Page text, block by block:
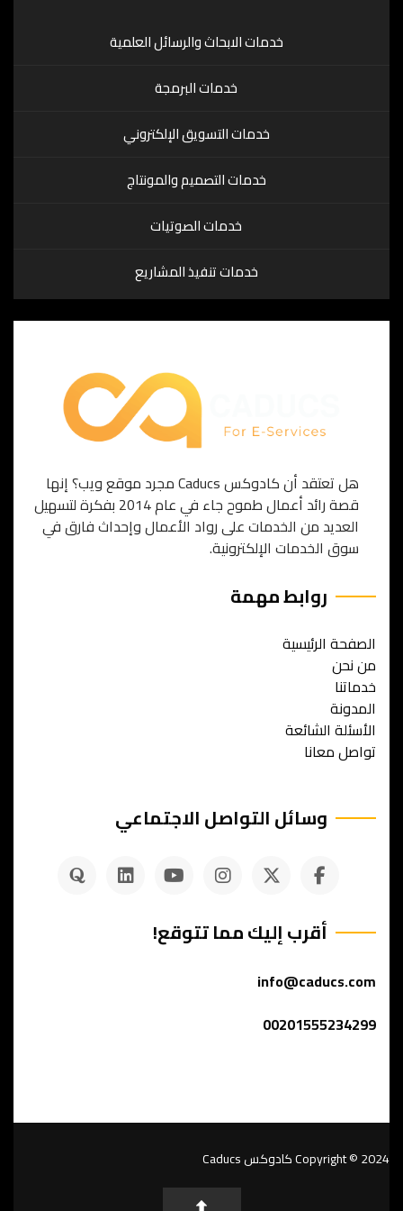
خدمات الابحاث والرسائل العلمية
خدمات البرمجة
خدمات التسويق الإلكتروني
خدمات التصميم والمونتاج
خدمات الصوتيات
خدمات تنفيذ المشاريع
هل تعتقد أن كادوكس Caducs مجرد موقع ويب؟ إنها
قصة رائد أعمال طموح جاء في عام 2014 بفكرة لتسهيل
العديد من الخدمات على رواد الأعمال وإحداث فارق في
سوق الخدمات الإلكترونية.
روابط مهمة
الصفحة الرئيسية
من نحن
خدماتنا
المدونة
الأسئلة الشائعة
تواصل معانا
وسائل التواصل الاجتماعي
أقرب إليك مما تتوقع!
info@caducs.com
00201555234299
Copyright © 2024كادوكس Caducs